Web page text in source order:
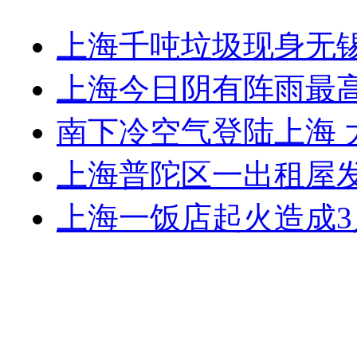
上海千吨垃圾现身
上海今日阴有阵雨
南下冷空气登陆上海
上海普陀区一出租屋
上海一饭店起火造